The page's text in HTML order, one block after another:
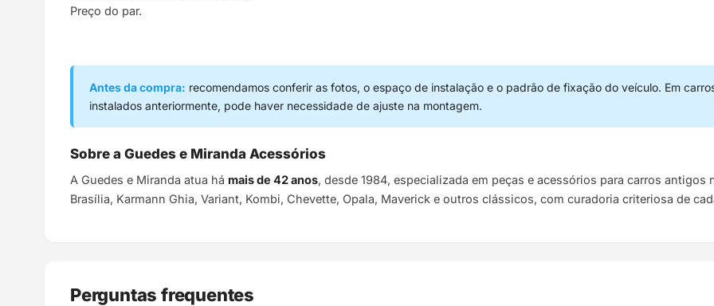
Preço do par.
Antes da compra: recomendamos conferir as fotos, o espaço de instalação e o padrão de fixação do veículo. Em
instalados anteriormente, pode haver necessidade de ajuste na montagem.
Sobre a Guedes e Miranda Acessórios
A Guedes e Miranda atua há mais de 42 anos, desde 1984, especializada em peças e acessórios para carros
Brasília, Karmann Ghia, Variant, Kombi, Chevette, Opala, Maverick e outros clássicos, com curadoria criteriosa de
Perguntas frequentes